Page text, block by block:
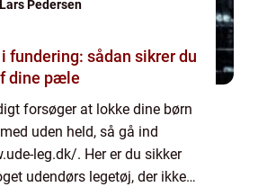
Lars Pedersen
fundering: sådan sikrer du
dine pæle
forsøger at lokke dine børn
uden held, så gå ind
leg.dk/. Her er du sikker
udendørs legetøj, der ikke